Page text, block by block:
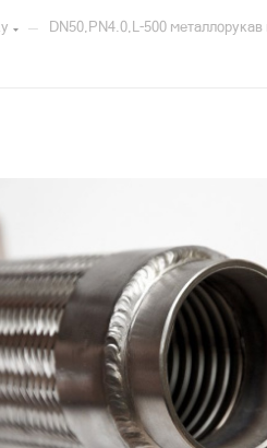
— DN50,PN4.0,L-500 металлорукав